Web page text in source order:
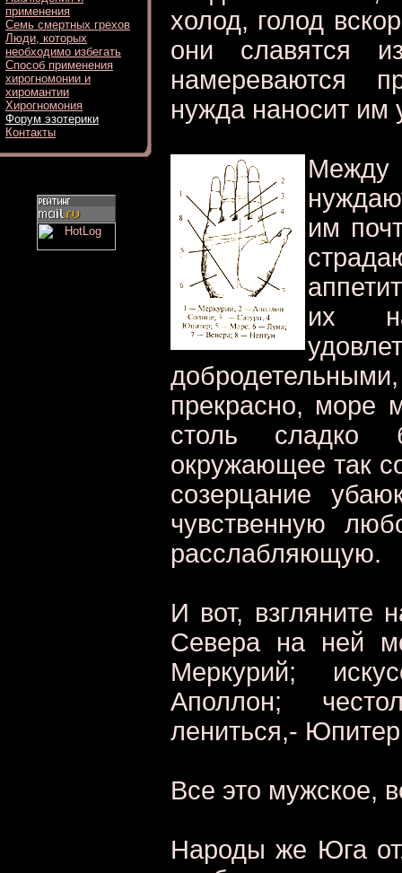
применения
Семь смертных грехов
Люди, которых
необходимо избегать
Способ применения
хирогномонии и
хиромантии
Хирогномония
Форум эзотерики
Контакты
холод, голод
они славятся
намереваются
нужда наносит им
им
их
прекрасно, море
столь сладко
окружающее так
созерцание
чувственную
расслабляющую.
И вот, взгляните
Севера на ней
Меркурий;
Аполлон;
лениться,-
Все это мужское,
Народы же Юга